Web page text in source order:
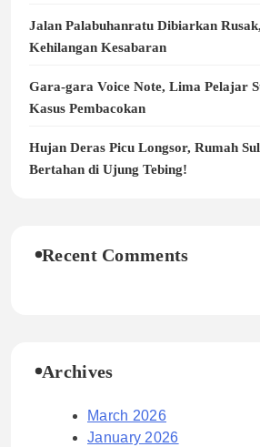
Jalan Palabuhanratu Dibiarkan
Kehilangan Kesabaran
Gara-gara Voice Note, Lima Pelajar
Kasus Pembacokan
Hujan Deras Picu Longsor, Rumah
Bertahan di Ujung Tebing!
Recent Comments
Archives
March 2026
January 2026